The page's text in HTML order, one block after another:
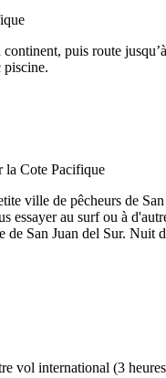
puis route
piscine.
ville de pêcheurs de
au surf ou à
San Juan del Sur.
vol international (3